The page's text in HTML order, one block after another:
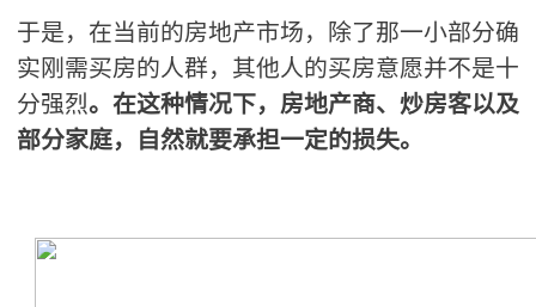
于是，在当前的房地产市场，除了那一小部分确
实刚需买房的人群，其他人的买房意愿并不是十
分强烈。在这种情况下，房地产商、炒房客以及
部分家庭，自然就要承担一定的损失。